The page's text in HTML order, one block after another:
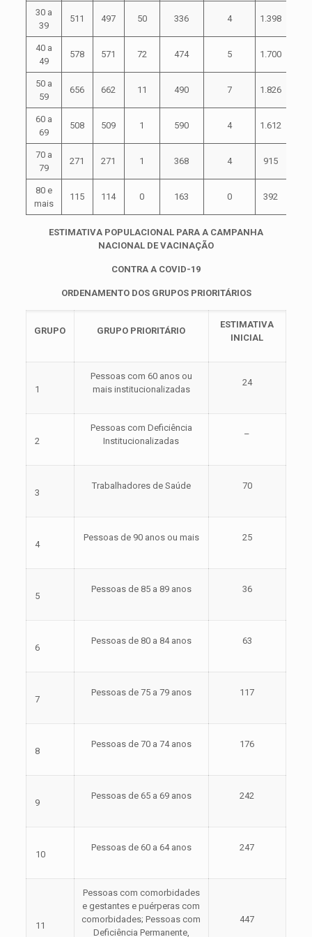
30 a
39
511 497 50 336 4 1.398
40 a
49
578 571 72 474 5 1.700
50 a
59
656 662 11 490 7 1.826
60 a
69
508 509 1 590 4 1.612
70 a
79
271 271 1 368 4 915
80 e
mais
115 114 0 163 0 392
ESTIMATIVA POPULACIONAL PARA A CAMPANHA
NACIONAL DE VACINAÇÃO
CONTRA A COVID-19
ORDENAMENTO DOS GRUPOS PRIORITÁRIOS
GRUPO GRUPO PRIORITÁRIO
ESTIMATIVA
INICIAL
1
Pessoas com 60 anos ou
mais institucionalizadas
24
2
Pessoas com Deficiência
Institucionalizadas
–
3
Trabalhadores de Saúde 70
4
Pessoas de 90 anos ou mais 25
5
Pessoas de 85 a 89 anos 36
6
Pessoas de 80 a 84 anos 63
7
Pessoas de 75 a 79 anos 117
8
Pessoas de 70 a 74 anos 176
9
Pessoas de 65 a 69 anos 242
10
Pessoas de 60 a 64 anos 247
11
Pessoas com comorbidades
e gestantes e puérperas com
comorbidades; Pessoas com
Deficiência Permanente,
447